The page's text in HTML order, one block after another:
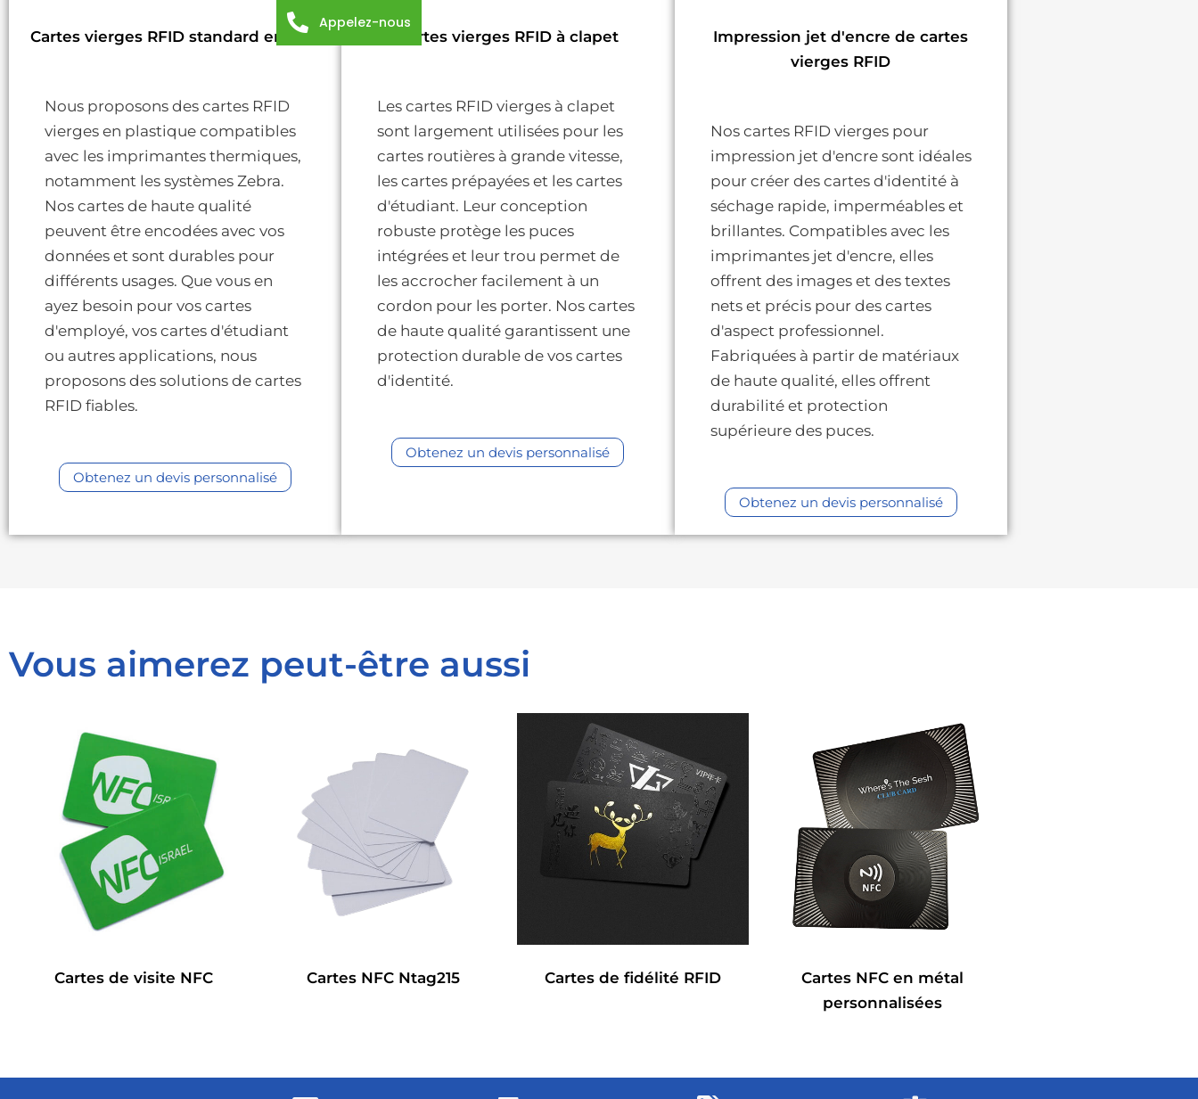
Cartes vierges RFID standard en PVC
Nous proposons des cartes RFID
vierges en plastique compatibles
avec les imprimantes thermiques,
notamment les systèmes Zebra.
Nos cartes de haute qualité
peuvent être encodées avec vos
données et sont durables pour
différents usages. Que vous en
ayez besoin pour vos cartes
d'employé, vos cartes d'étudiant
ou autres applications, nous
proposons des solutions de cartes
RFID fiables.
Obtenez un devis personnalisé
Cartes vierges RFID à clapet
Les cartes RFID vierges à clapet
sont largement utilisées pour les
cartes routières à grande vitesse,
les cartes prépayées et les cartes
d'étudiant. Leur conception
robuste protège les puces
intégrées et leur trou permet de
les accrocher facilement à un
cordon pour les porter. Nos cartes
de haute qualité garantissent une
protection durable de vos cartes
d'identité.
Obtenez un devis personnalisé
Impression jet d'encre de cartes
vierges RFID
Nos cartes RFID vierges pour
impression jet d'encre sont idéales
pour créer des cartes d'identité à
séchage rapide, imperméables et
brillantes. Compatibles avec les
imprimantes jet d'encre, elles
offrent des images et des textes
nets et précis pour des cartes
d'aspect professionnel.
Fabriquées à partir de matériaux
de haute qualité, elles offrent
durabilité et protection
supérieure des puces.
Obtenez un devis personnalisé
Vous aimerez peut-être aussi
Cartes de visite NFC Cartes NFC Ntag215 Cartes de fidélité RFID
Cartes NFC en métal
personnalisées
Appelez-nous